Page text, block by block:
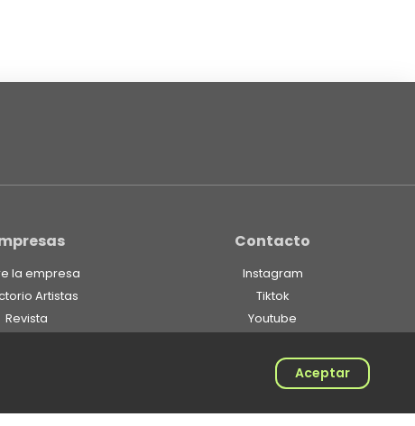
la empresa
Artistas
Revista
Contacto
Instagram
Tiktok
Youtube
Linkedin
Twitter
Aceptar